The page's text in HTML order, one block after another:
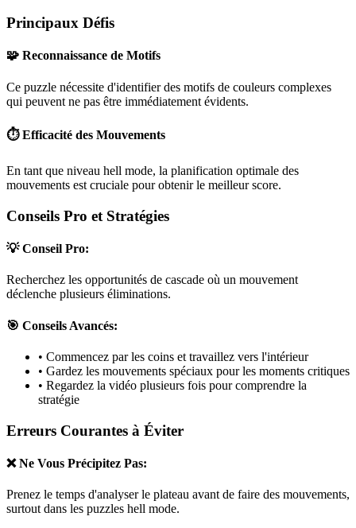
Principaux Défis
🧩 Reconnaissance de Motifs
Ce puzzle nécessite d'identifier des motifs de couleurs complexes
qui peuvent ne pas être immédiatement évidents.
⏱️ Efficacité des Mouvements
En tant que niveau hell mode, la planification optimale des
mouvements est cruciale pour obtenir le meilleur score.
Conseils Pro et Stratégies
💡 Conseil Pro:
Recherchez les opportunités de cascade où un mouvement
déclenche plusieurs éliminations.
🎯 Conseils Avancés:
• Commencez par les coins et travaillez vers l'intérieur
• Gardez les mouvements spéciaux pour les moments critiques
• Regardez la vidéo plusieurs fois pour comprendre la
stratégie
Erreurs Courantes à Éviter
❌ Ne Vous Précipitez Pas:
Prenez le temps d'analyser le plateau avant de faire des mouvements,
surtout dans les puzzles hell mode.